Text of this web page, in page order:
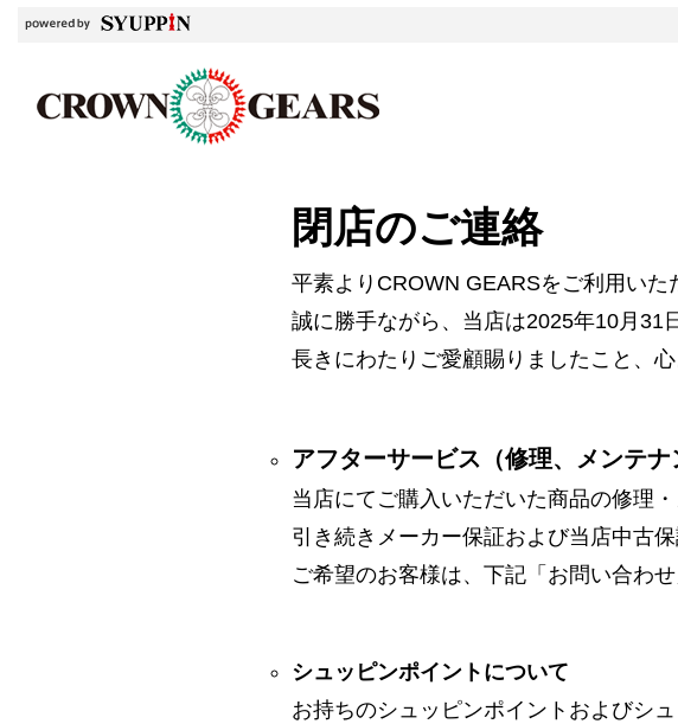
閉店のご連絡
平素よりCROWN GEARSをご利用いた
誠に勝手ながら、当店は2025年10月31
長きにわたりご愛顧賜りましたこと、心
アフターサービス（修理、メンテ
当店にてご購入いただいた商品の修理
引き続きメーカー保証および当店中古
ご希望のお客様は、下記「お問い合わ
シュッピンポイントについて
お持ちのシュッピンポイントおよびシ